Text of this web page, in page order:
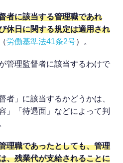
者に該当する管理職であれ
休日に関する規定は適用され
労働基準法41条2号）。
管理監督者に該当するわけで
者」に該当するかどうかは、
」「待遇面」などによって判
理職であったとしても、管理
、残業代が支給されることに